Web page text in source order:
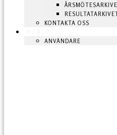
KONTAKTA OSS
ANVÄNDARE